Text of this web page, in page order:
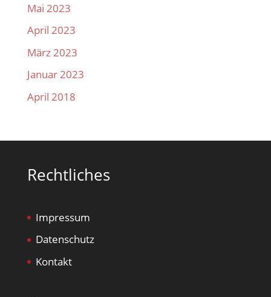
Mai 2023
April 2023
März 2023
Januar 2023
April 2018
Rechtliches
Impressum
Datenschutz
Kontakt